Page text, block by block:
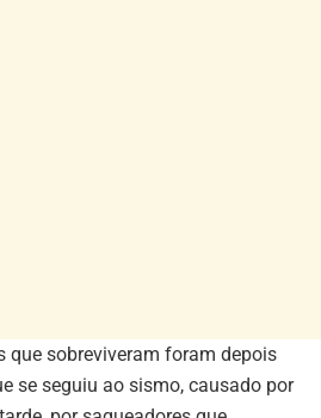
que sobreviveram foram depois
se seguiu ao sismo, causado por